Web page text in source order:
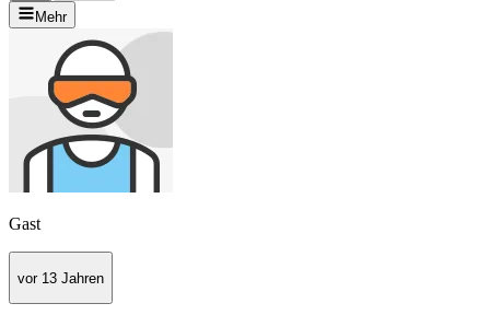
Mehr
Gast
vor 13 Jahren